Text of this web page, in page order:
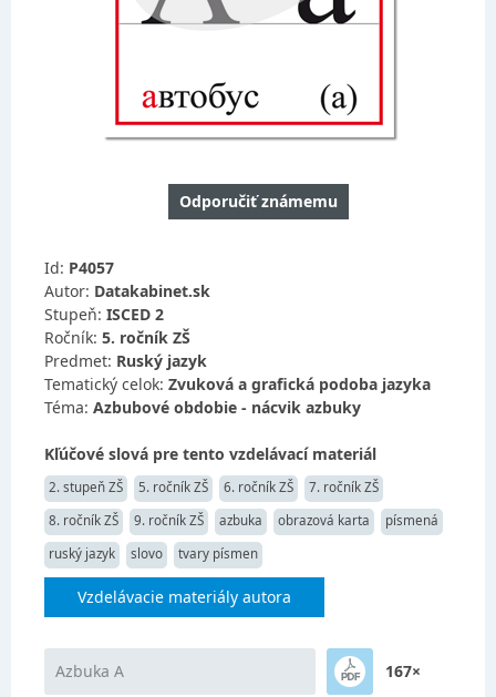
Odporučiť známemu
Id: P4057
Autor: Datakabinet.sk
Stupeň: ISCED 2
Ročník: 5. ročník ZŠ
Predmet: Ruský jazyk
Tematický celok: Zvuková a grafická podoba jazyka
Téma: Azbubové obdobie - nácvik azbuky
Kľúčové slová pre tento vzdelávací materiál
2. stupeň ZŠ 5. ročník ZŠ 6. ročník ZŠ
7. ročník ZŠ
8. ročník ZŠ
9. ročník ZŠ azbuka obrazová karta
písmená
ruský jazyk
slovo tvary písmen
Vzdelávacie materiály autora
Azbuka A 167×